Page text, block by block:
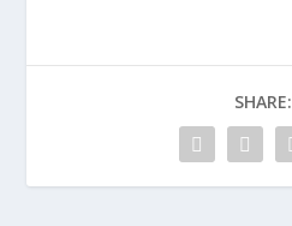
SHARE: